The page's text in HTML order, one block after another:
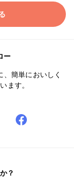
ー
、簡単においしく
ます。
？